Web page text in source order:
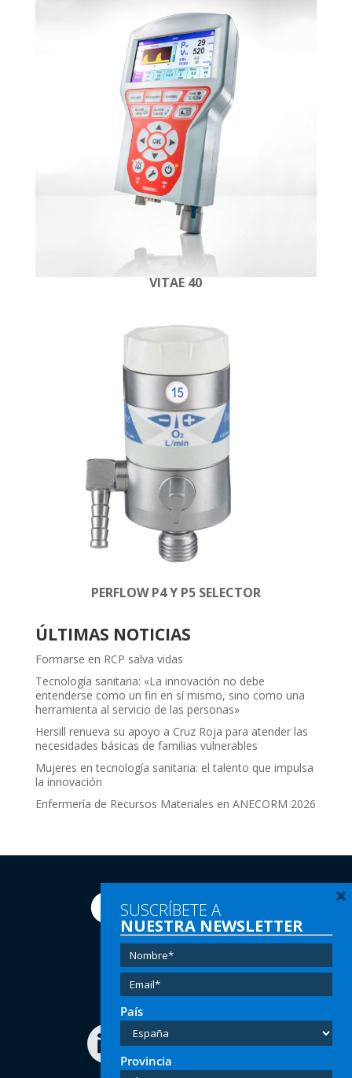
VITAE 40
PERFLOW P4 Y P5 SELECTOR
ÚLTIMAS NOTICIAS
Formarse en RCP salva vidas
Tecnología sanitaria: «La innovación no debe
entenderse como un fin en sí mismo, sino como una
herramienta al servicio de las personas»
Hersill renueva su apoyo a Cruz Roja para atender las
necesidades básicas de familias vulnerables
Mujeres en tecnología sanitaria: el talento que impulsa
la innovación
Enfermería de Recursos Materiales en ANECORM 2026
Tel:(+34) 91 616 60 00
Email:info@hersill.com
SUSCRÍBETE A
NUESTRA NEWSLETTER
País
Provincia
×